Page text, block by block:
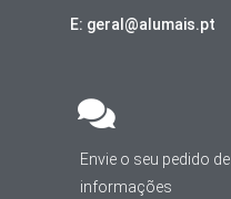
E: geral@alumais.pt
Envie o seu pedido de
informações